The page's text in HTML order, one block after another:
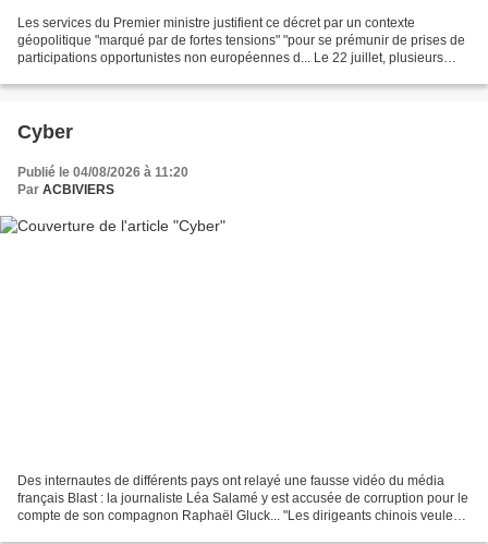
Les services du Premier ministre justifient ce décret par un contexte
géopolitique "marqué par de fortes tensions" "pour se prémunir de prises de
participations opportunistes non européennes d... Le 22 juillet, plusieurs
Cyber
Publié le 04/08/2026 à 11:20
Par ACBIVIERS
Des internautes de différents pays ont relayé une fausse vidéo du média
français Blast : la journaliste Léa Salamé y est accusée de corruption pour le
compte de son compagnon Raphaël Gluck... "Les dirigeants chinois veulent